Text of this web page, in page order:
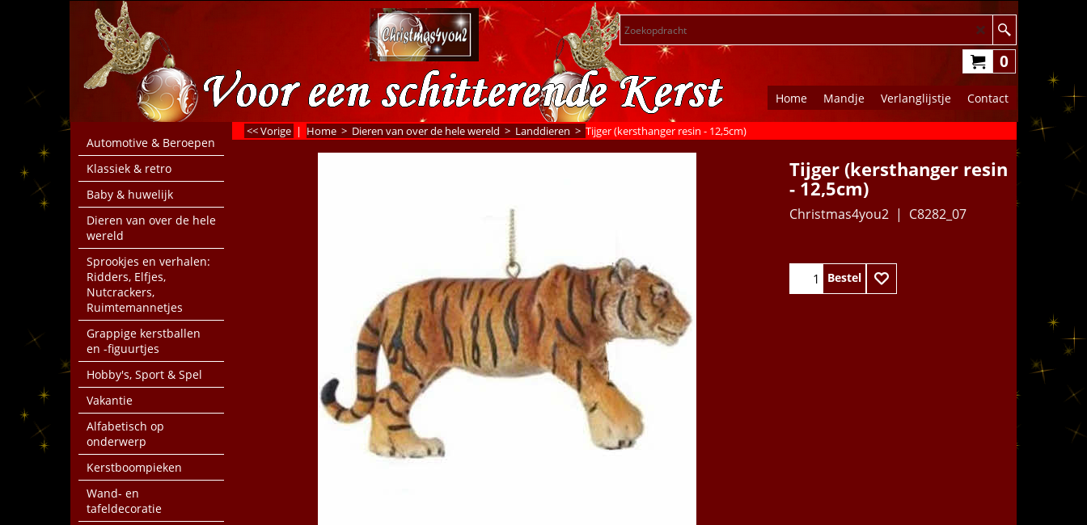
0
Home Mandje Verlanglijstje Contact
Automotive & Beroepen
Klassiek & retro
Baby & huwelijk
Dieren van over de hele
wereld
Sprookjes en verhalen:
Ridders, Elfjes,
Nutcrackers,
Ruimtemannetjes
Grappige kerstballen
en -figuurtjes
Hobby's, Sport & Spel
Vakantie
Alfabetisch op
onderwerp
Kerstboompieken
Wand- en
tafeldecoratie
<< Vorige | Home > Dieren van over de hele wereld > Landdieren > Tijger (kersthanger resin - 12,5cm)
Tijger (kersthanger resin
- 12,5cm)
Christmas4you2 C8282_07